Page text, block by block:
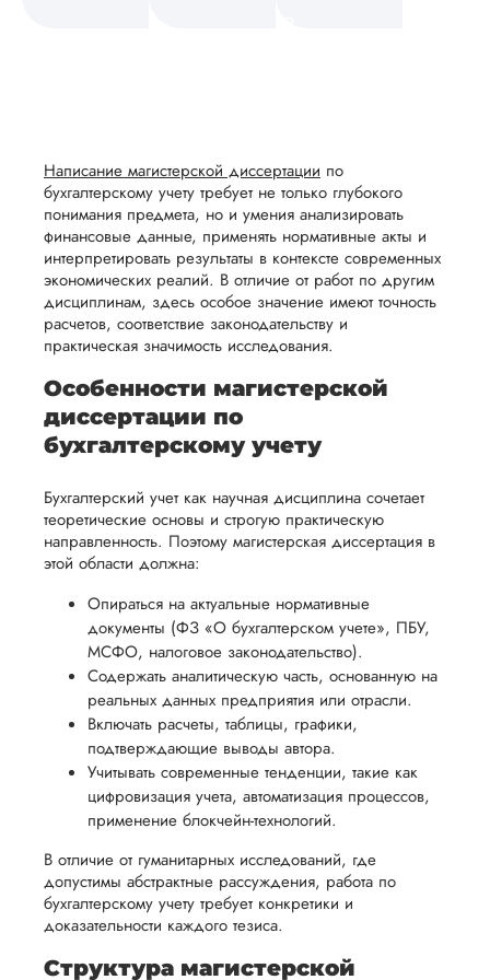
документы. И...
Читать полный
Олег
Вид работы:
У меня была
диссертация по
экономике. Все
потому что до
оставалось меньше
месяца, по сути.
Попросили
предоставить
рекомендованной
литературы,
то черновики, то и
тоже. Что...
темы.
готовы
предоставить
помощь
в
подготовке
презентации
и речи
защитой.
Наша
цель -
вам
уверенность
в своей
работе и
помочь
вам
успешно
пройти
процесс
защиты
научной
работы.
и
проведения
проверки
работы,
установленная
сумма
будет
возвращена
заказчику.
Мы
стремимся
процесс
возврата
способом,
для вас,
разумные
сроки
после
утверждения
запроса
выполнения
работы. В
начале
сотрудничества
мы
обсудим
и
договоримся
о сроках
выполнения,
чтобы
все
аспекты
написания
Написание магистерской диссертации по
бухгалтерскому учету требует не только глубокого
понимания предмета, но и умения анализировать
финансовые данные, применять нормативные акты и
интерпретировать результаты в контексте современных
экономических реалий. В отличие от работ по другим
дисциплинам, здесь особое значение имеют точность
расчетов, соответствие законодательству и
практическая значимость исследования.
Особенности магистерской
диссертации по
бухгалтерскому учету
Бухгалтерский учет как научная дисциплина сочетает
теоретические основы и строгую практическую
направленность. Поэтому магистерская диссертация в
этой области должна:
Опираться на актуальные нормативные
документы (ФЗ «О бухгалтерском учете», ПБУ,
МСФО, налоговое законодательство).
Содержать аналитическую часть, основанную на
реальных данных предприятия или отрасли.
Включать расчеты, таблицы, графики,
подтверждающие выводы автора.
Учитывать современные тенденции, такие как
цифровизация учета, автоматизация процессов,
применение блокчейн-технологий.
В отличие от гуманитарных исследований, где
допустимы абстрактные рассуждения, работа по
бухгалтерскому учету требует конкретики и
доказательности каждого тезиса.
Структура магистерской